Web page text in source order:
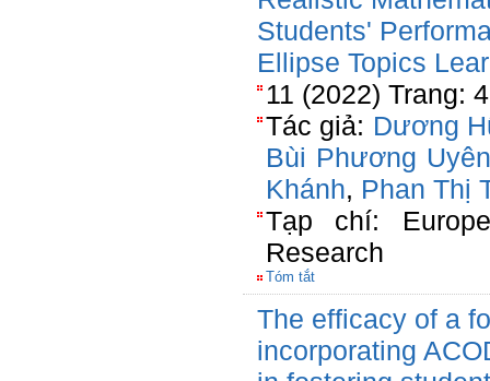
Students'
Ellipse Topics
11 (2022) Trang:
Tác giả: Dương
Bùi Phương Uyên
Khánh, Phan Thị
Tạp chí:
Research
Tóm tắt
The efficacy of a
incorporating